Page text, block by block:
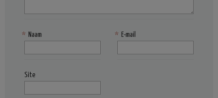
Naam
* E-mail
*
Site